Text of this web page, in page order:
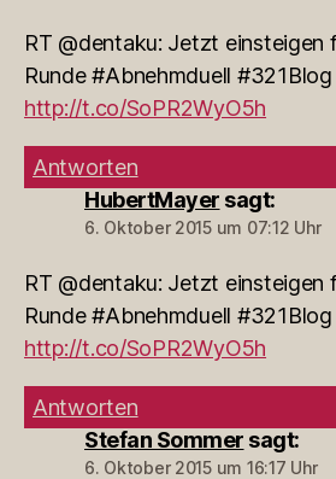
RT @dentaku: Jetzt einsteigen
Runde #Abnehmduell #321Blog
http://t.co/SoPR2WyO5h
Antworten
HubertMayer sagt:
6. Oktober 2015 um 07:12 Uhr
RT @dentaku: Jetzt einsteigen
Runde #Abnehmduell #321Blog
http://t.co/SoPR2WyO5h
Antworten
Stefan Sommer sagt:
6. Oktober 2015 um 16:17 Uhr